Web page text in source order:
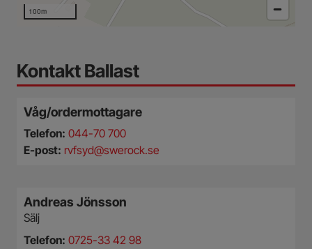
100m
Kontakt Ballast
Våg/ordermottagare
Telefon: 044-70 700
E-post: rvfsyd@swerock.se
Andreas Jönsson
Sälj
Telefon: 0725-33 42 98